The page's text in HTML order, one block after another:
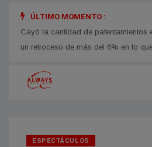
ÚLTIMO MOMENTO :
Cayó la cantidad de patentamientos
un retroceso de más del 6% en lo
ESPECTÁCULOS